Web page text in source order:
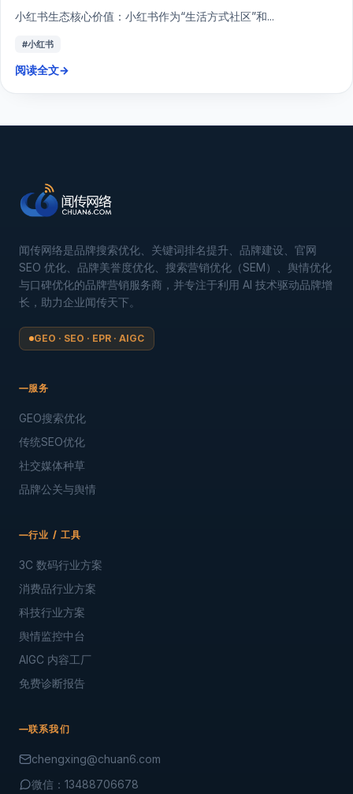
小红书生态核心价值：小红书作为“生活方式社区”和...
#小红书
阅读全文→
闻传网络是品牌搜索优化、关键词排名提升、品牌建设、官网
SEO 优化、品牌美誉度优化、搜索营销优化（SEM）、舆情优化
与口碑优化的品牌营销服务商，并专注于利用 AI 技术驱动品牌增
长，助力企业闻传天下。
GEO · SEO · EPR · AIGC
服务
GEO搜索优化
传统SEO优化
社交媒体种草
品牌公关与舆情
行业 / 工具
3C 数码行业方案
消费品行业方案
科技行业方案
舆情监控中台
AIGC 内容工厂
免费诊断报告
联系我们
chengxing@chuan6.com
微信：13488706678